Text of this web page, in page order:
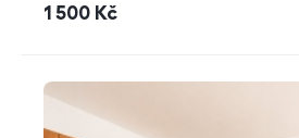
cena
1 500 Kč